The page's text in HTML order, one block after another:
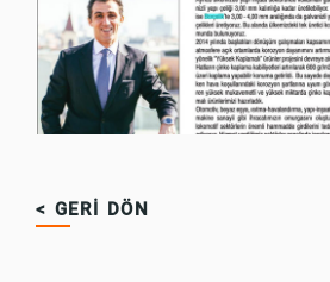
< GERİ DÖN